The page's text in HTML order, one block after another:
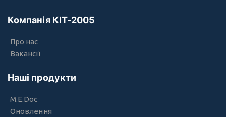
Компанія КІТ-2005
Про нас
Вакансії
Наші продукти
M.E.Doc
Оновлення